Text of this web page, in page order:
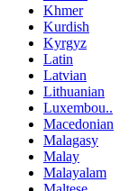
Khmer
Kurdish
Kyrgyz
Latin
Latvian
Lithuanian
Luxembou..
Macedonian
Malagasy
Malay
Malayalam